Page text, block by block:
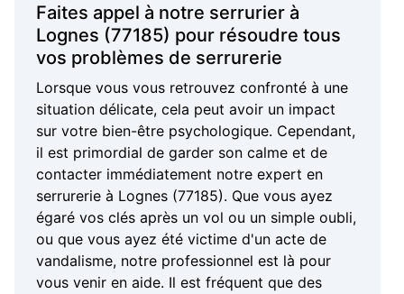
Faites appel à notre serrurier à
Lognes (77185) pour résoudre tous
vos problèmes de serrurerie
Lorsque vous vous retrouvez confronté à une
situation délicate, cela peut avoir un impact
sur votre bien-être psychologique. Cependant,
il est primordial de garder son calme et de
contacter immédiatement notre expert en
serrurerie à Lognes (77185). Que vous ayez
égaré vos clés après un vol ou un simple oubli,
ou que vous ayez été victime d'un acte de
vandalisme, notre professionnel est là pour
vous venir en aide. Il est fréquent que des